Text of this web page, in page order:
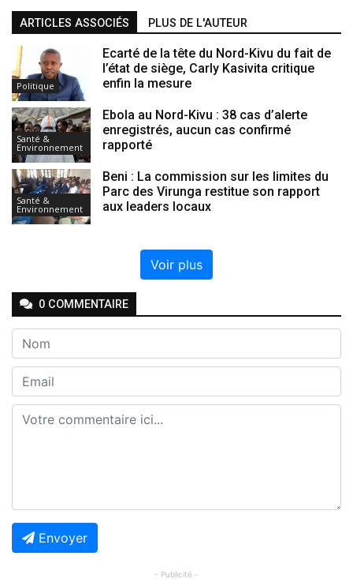
ARTICLES ASSOCIÉS PLUS DE L'AUTEUR
Politique
Ecarté de la tête du Nord-Kivu du fait de
l’état de siège, Carly Kasivita critique
enfin la mesure
Santé &
Environnement
Ebola au Nord-Kivu : 38 cas d’alerte
enregistrés, aucun cas confirmé
rapporté
Santé &
Environnement
Beni : La commission sur les limites du
Parc des Virunga restitue son rapport
aux leaders locaux
Voir plus
0 COMMENTAIRE
Envoyer
- Publicité -